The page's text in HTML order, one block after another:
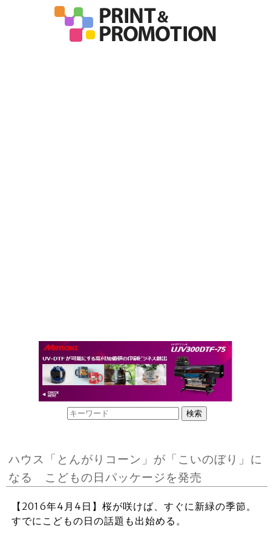
ハウス「とんがりコーン」が「こいのぼり」に
なる こどもの日パッケージを発売
【2016年4月4日】桜が咲けば、すぐに新緑の季節。
すでにこどもの日の話題も出始める。